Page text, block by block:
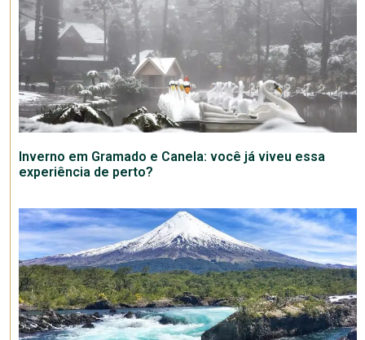
Inverno em Gramado e Canela: você já viveu essa
experiência de perto?